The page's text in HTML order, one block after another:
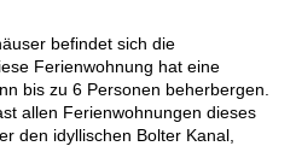
befindet sich die
Ferienwohnung hat eine
bis zu 6 Personen beherbergen.
allen Ferienwohnungen dieses
den idyllischen Bolter Kanal,